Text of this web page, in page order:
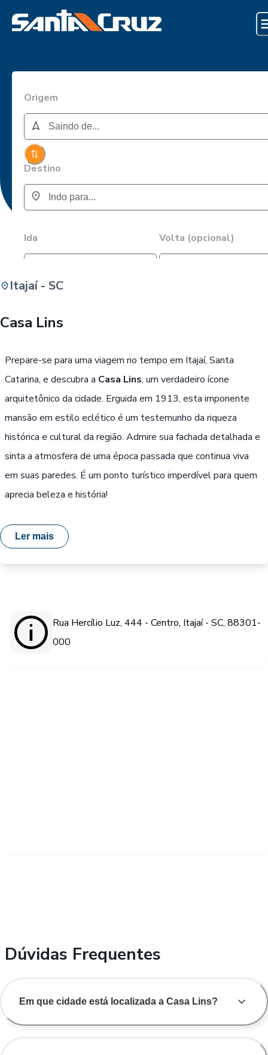
Origem
Destino
Ida Volta (opcional)
Itajaí - SC
Casa Lins
Prepare-se para uma viagem no tempo em Itajaí, Santa
Catarina, e descubra a Casa Lins, um verdadeiro ícone
arquitetônico da cidade. Erguida em 1913, esta imponente
mansão em estilo eclético é um testemunho da riqueza
histórica e cultural da região. Admire sua fachada detalhada e
sinta a atmosfera de uma época passada que continua viva
em suas paredes. É um ponto turístico imperdível para quem
aprecia beleza e história!
Ler mais
Rua Hercílio Luz, 444 - Centro, Itajaí - SC, 88301-
000
Dúvidas Frequentes
Em que cidade está localizada a Casa Lins?